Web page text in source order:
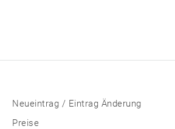
Neueintrag / Eintrag Änderung
Preise